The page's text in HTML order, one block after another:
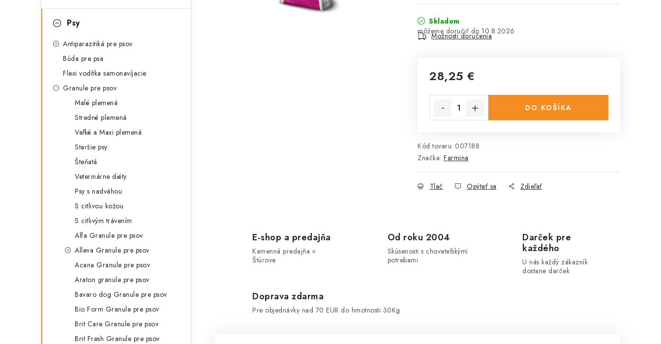
a
i
Psy
Antiparazitiká pre psov
Búda pre psa
Flexi vodítka samonavíjacie
Granule pre psov
Malé plemená
Stredné plemená
Veľké a Maxi plemená
Staršie psy
Šteňatá
Veterinárne diéty
Psy s nadváhou
S citlivou kožou
S citlivým trávením
Alfa Granule pre psov
Alleva Granule pre psov
Acana Granule pre psov
Araton granule pre psov
Bavaro dog Granule pre psov
Bio Form Granule pre psov
Brit Care Granule pre psov
Brit Fresh Granule pre psov
Skladom
10.8.2026
Možnosti doručenia
28,25 €
DO KOŠÍKA
Kód tovaru: 007188
Značka: Farmina
Tlač Opýtať sa Zdieľať
E-shop a predajňa
Kamenná predajňa v
Štúrove
Od roku 2004
Skúsenosti s chovateľskými
potrebami
Darček pre
každého
U nás každý zákazník
dostane darček
Doprava zdarma
Pre objednávky nad 70 EUR do hmotnosti 30Kg